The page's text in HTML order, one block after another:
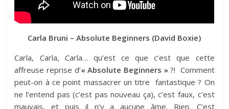
Carla Bruni – Absolute Beginners (David Boxie)
Carla, Carla, Carla… qu’est ce que c’est que cette
affreuse reprise d’« Absolute Beginners »?! Comment
peut-on à ce point massacrer un titre fantastique ? On
ne l’entend pas (c’est pas nouveau ça), c’est faux, c’est
mauvais, et puis il n’y a aucune âme. Rien. C’est